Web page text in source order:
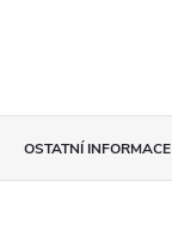
OSTATNÍ INFORMACE